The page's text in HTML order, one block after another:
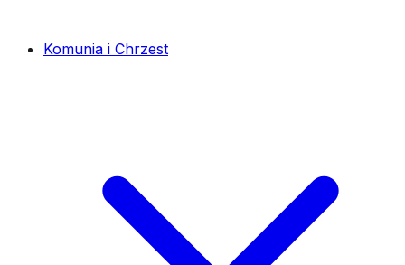
Komunia i Chrzest